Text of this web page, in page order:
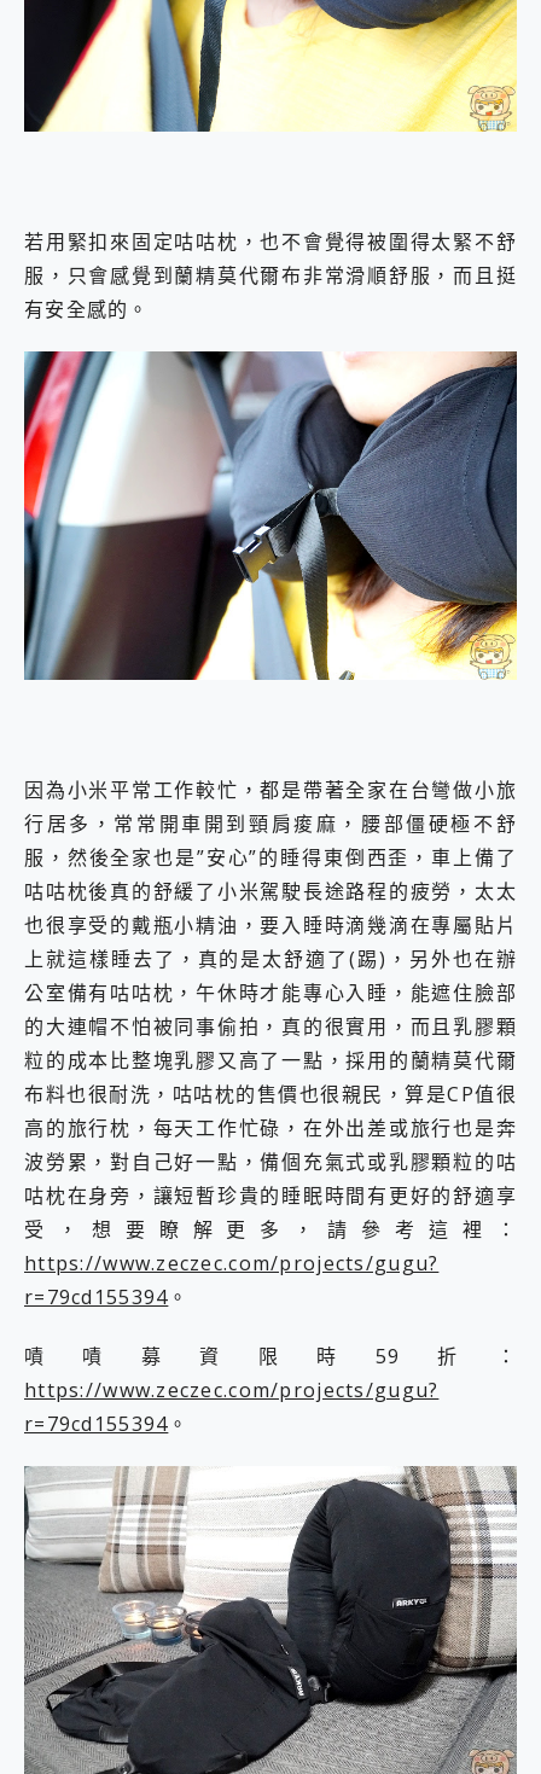
若用緊扣來固定咕咕枕，也不會覺得被圍得太緊不舒
服，只會感覺到蘭精莫代爾布非常滑順舒服，而且挺
有安全感的。
因為小米平常工作較忙，都是帶著全家在台彎做小旅
行居多，常常開車開到頸肩痠麻，腰部僵硬極不舒
服，然後全家也是”安心”的睡得東倒西歪，車上備了
咕咕枕後真的舒緩了小米駕駛長途路程的疲勞，太太
也很享受的戴瓶小精油，要入睡時滴幾滴在專屬貼片
上就這樣睡去了，真的是太舒適了(踢)，另外也在辦
公室備有咕咕枕，午休時才能專心入睡，能遮住臉部
的大連帽不怕被同事偷拍，真的很實用，而且乳膠顆
粒的成本比整塊乳膠又高了一點，採用的蘭精莫代爾
布料也很耐洗，咕咕枕的售價也很親民，算是CP值很
高的旅行枕，每天工作忙碌，在外出差或旅行也是奔
波勞累，對自己好一點，備個充氣式或乳膠顆粒的咕
咕枕在身旁，讓短暫珍貴的睡眠時間有更好的舒適享
受，想要瞭解更多，請參考這裡：
https://www.zeczec.com/projects/gugu?
r=79cd155394 。
嘖嘖募資限時59折：
https://www.zeczec.com/projects/gugu?
r=79cd155394 。